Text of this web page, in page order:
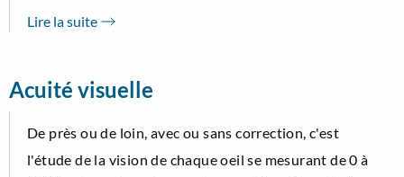
Lire la suite
Acuité visuelle
De près ou de loin, avec ou sans correction, c'est
l'étude de la vision de chaque oeil se mesurant de 0 à